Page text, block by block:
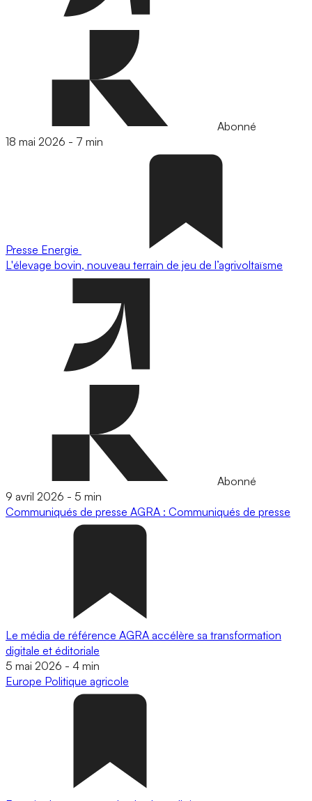
Abonné
18 mai 2026 - 7 min
Presse Energie
L'élevage bovin, nouveau terrain de jeu de l’agrivoltaïsme
Abonné
9 avril 2026 - 5 min
Communiqués de presse AGRA : Communiqués de presse
Le média de référence AGRA accélère sa transformation
digitale et éditoriale
5 mai 2026 - 4 min
Europe Politique agricole